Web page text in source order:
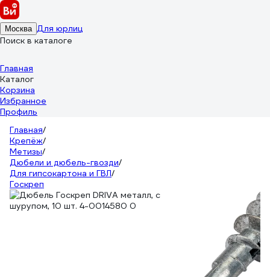
Москва Для юрлиц
Поиск в каталоге
Главная
Каталог
Корзина
Избранное
Профиль
Главная/
Крепёж/
Метизы/
Дюбели и дюбель-гвозди/
Для гипсокартона и ГВЛ/
Госкреп